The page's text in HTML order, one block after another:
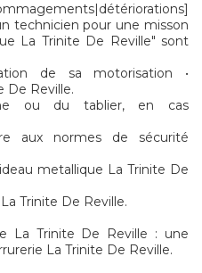
technicien pour une misson
La Trinite De Reville" sont
de sa motorisation •
De Reville.
ou du tablier, en cas
aux normes de sécurité
metallique La Trinite De
Trinite De Reville.
La Trinite De Reville : une
La Trinite De Reville.